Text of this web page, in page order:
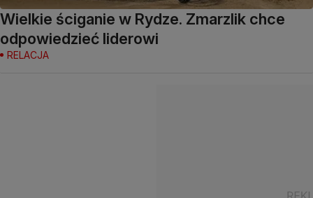
Wielkie ściganie w Rydze. Zmarzlik chce
odpowiedzieć liderowi
RELACJA